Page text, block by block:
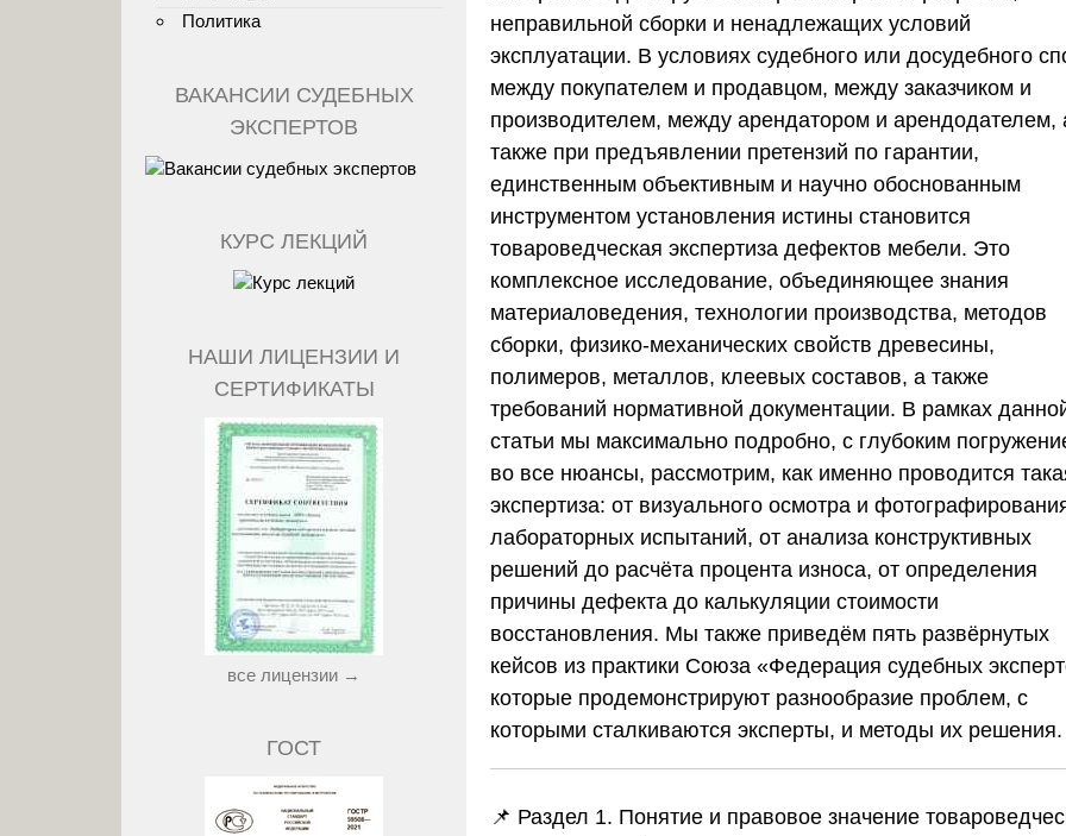
неправильной сборки и ненадлежащих условий
эксплуатации. В условиях судебного или досудебного
между покупателем и продавцом, между заказчиком и
производителем, между арендатором и арендодателем,
также при предъявлении претензий по гарантии,
единственным объективным и научно обоснованным
инструментом установления истины становится
товароведческая экспертиза дефектов мебели. Это
комплексное исследование, объединяющее знания
материаловедения, технологии производства, методов
сборки, физико-механических свойств древесины,
полимеров, металлов, клеевых составов, а также
требований нормативной документации. В рамках
статьи мы максимально подробно, с глубоким
во все нюансы, рассмотрим, как именно проводится
экспертиза: от визуального осмотра и
лабораторных испытаний, от анализа конструктивных
решений до расчёта процента износа, от определения
причины дефекта до калькуляции стоимости
восстановления. Мы также приведём пять развёрнутых
кейсов из практики Союза «Федерация судебных
которые продемонстрируют разнообразие проблем, с
которыми сталкиваются эксперты, и методы их решения.
📌 Раздел 1. Понятие и правовое значение
Политика
ВАКАНСИИ СУДЕБНЫХ
ЭКСПЕРТОВ
КУРС ЛЕКЦИЙ
НАШИ ЛИЦЕНЗИИ И
СЕРТИФИКАТЫ
все лицензии →
ГОСТ